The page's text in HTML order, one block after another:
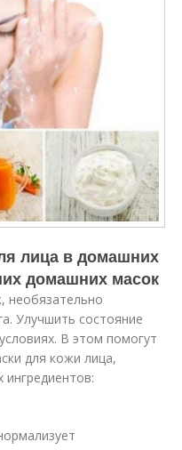
лица в домашних
домашних масок
необязательно
Улучшить состояние
В этом помогут
для кожи лица,
ингредиентов: